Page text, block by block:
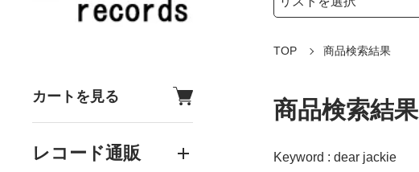
カートを見る
レコード通販
TOP 商品検索結果
商品検索結果
Keyword : dear jackie